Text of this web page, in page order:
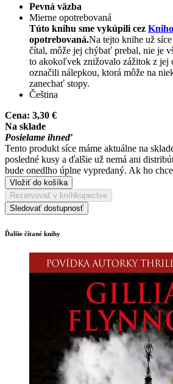
Pevná väzba
Mierne opotrebovaná
Túto knihu sme vykúpili cez
opotrebovaná.Na tejto knihe už
čítal, môže jej chýbať prebal, nie je
to akokoľvek znižovalo zážitok z jej
označili nálepkou, ktorá môže na
zanechať stopy.
Čeština
Cena: 3,30 €
Na sklade
Posielame ihneď
Tento produkt síce máme aktuálne na
posledné kusy a ďalšie už nemá ani
bude onedlho úplne vypredaný. Ak ho
Vložiť do košíka
Rezervovať v kníhkupectve
Sledovať dostupnosť
Ďalšie čítané knihy